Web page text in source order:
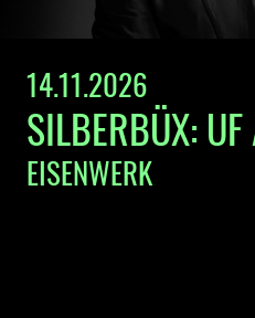
14.11.2026
SILBERBÜX:
EISENWERK